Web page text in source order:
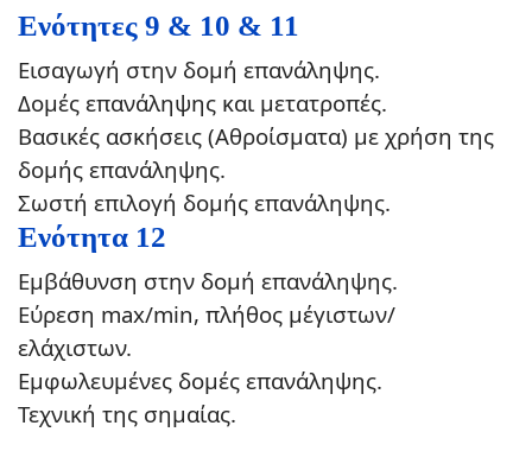
Ενότητες 9 & 10 & 11
Εισαγωγή στην δομή επανάληψης.
Δομές επανάληψης και μετατροπές.
Βασικές ασκήσεις (Αθροίσματα) με χρήση της
δομής επανάληψης.
Σωστή επιλογή δομής επανάληψης.
Ενότητα 12
Εμβάθυνση στην δομή επανάληψης.
Εύρεση max/min, πλήθος μέγιστων/
ελάχιστων.
Εμφωλευμένες δομές επανάληψης.
Τεχνική της σημαίας.